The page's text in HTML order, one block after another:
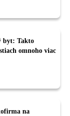
byt: Takto
omnoho viac
na